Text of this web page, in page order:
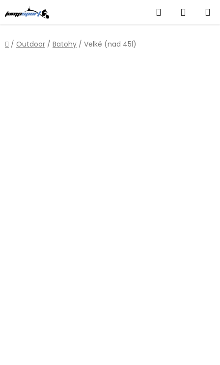
na
obsah
Hledat
KOŠÍK
Domů
/ Outdoor / Batohy / Velké (nad 45l)